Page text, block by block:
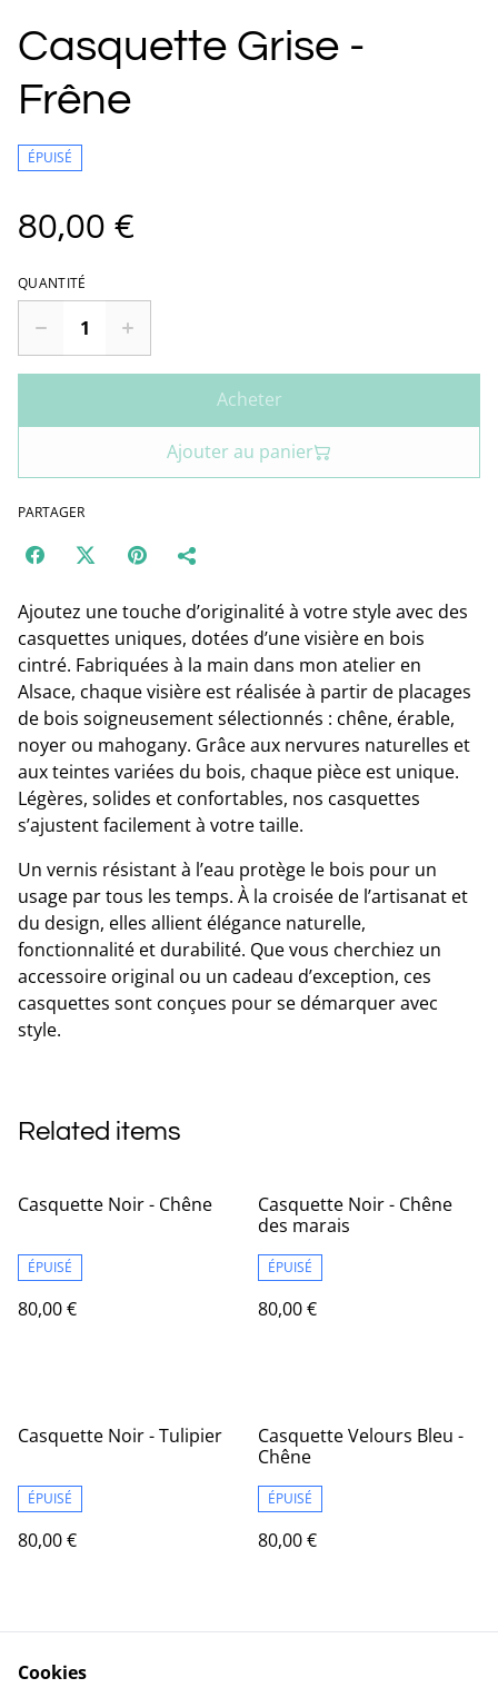
Casquette Grise -
Frêne
ÉPUISÉ
80,00 €
QUANTITÉ
Acheter
Ajouter au panier
PARTAGER
Ajoutez une touche d’originalité à votre style avec des
casquettes uniques, dotées d’une visière en bois
cintré. Fabriquées à la main dans mon atelier en
Alsace, chaque visière est réalisée à partir de placages
de bois soigneusement sélectionnés : chêne, érable,
noyer ou mahogany. Grâce aux nervures naturelles et
aux teintes variées du bois, chaque pièce est unique.
Légères, solides et confortables, nos casquettes
s’ajustent facilement à votre taille.
Un vernis résistant à l’eau protège le bois pour un
usage par tous les temps. À la croisée de l’artisanat et
du design, elles allient élégance naturelle,
fonctionnalité et durabilité. Que vous cherchiez un
accessoire original ou un cadeau d’exception, ces
casquettes sont conçues pour se démarquer avec
style.
Related items
Casquette Noir - Chêne
ÉPUISÉ
80,00 €
Casquette Noir - Chêne
des marais
ÉPUISÉ
80,00 €
Casquette Noir - Tulipier
ÉPUISÉ
80,00 €
Casquette Velours Bleu -
Chêne
ÉPUISÉ
80,00 €
Cookies